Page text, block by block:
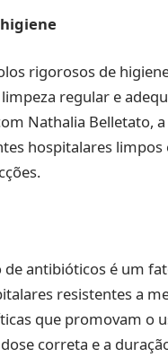
rigorosos de
regular e
Nathalia Belletato,
hospitalares
antibióticos é um
resistentes a
que promovam o
correta e a